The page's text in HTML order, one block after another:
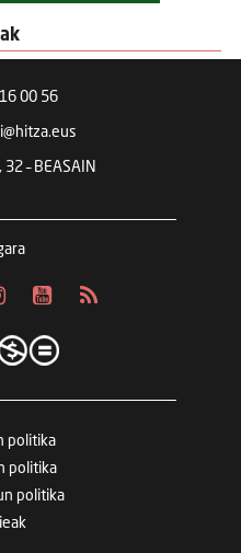
00 56
– BEASAIN
politika
politika
politika